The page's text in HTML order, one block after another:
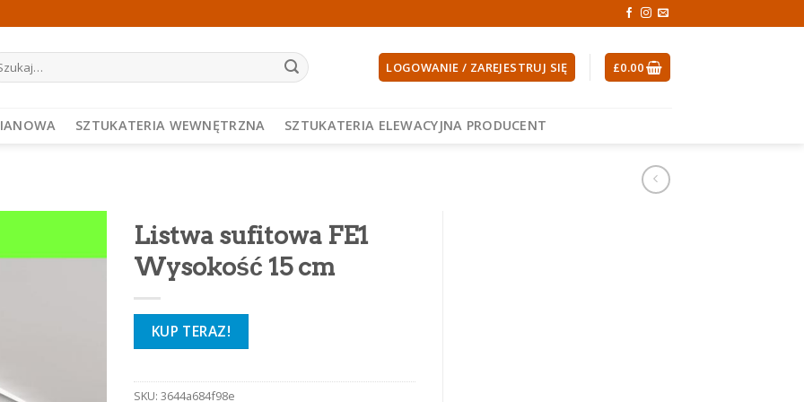
LOGOWANIE / ZAREJESTRUJ SIĘ £0.00
SZTUKATERIA WEWNĘTRZNA SZTUKATERIA ELEWACYJNA PRODUCENT
Listwa sufitowa FE1
Wysokość 15 cm
KUP TERAZ!
SKU: 3644a684f98e